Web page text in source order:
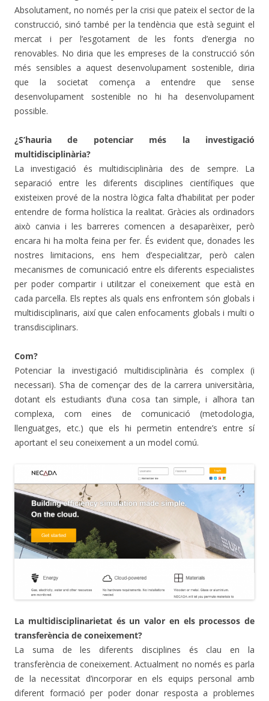
Absolutament, no només per la crisi que pateix el sector de la
construcció, sinó també per la tendència que està seguint el
mercat i per l’esgotament de les fonts d’energia no
renovables. No diria que les empreses de la construcció són
més sensibles a aquest desenvolupament sostenible, diria
que la societat comença a entendre que sense
desenvolupament sostenible no hi ha desenvolupament
possible.
¿S’hauria de potenciar més la investigació
multidisciplinària?
La investigació és multidisciplinària des de sempre. La
separació entre les diferents disciplines científiques que
existeixen prové de la nostra lògica falta d’habilitat per poder
entendre de forma holística la realitat. Gràcies als ordinadors
això canvia i les barreres comencen a desaparèixer, però
encara hi ha molta feina per fer. És evident que, donades les
nostres limitacions, ens hem d’especialitzar, però calen
mecanismes de comunicació entre els diferents especialistes
per poder compartir i utilitzar el coneixement que està en
cada parcel·la. Els reptes als quals ens enfrontem són globals i
multidisciplinaris, així que calen enfocaments globals i multi o
transdisciplinars.
Com?
Potenciar la investigació multidisciplinària és complex (i
necessari). S’ha de començar des de la carrera universitària,
dotant els estudiants d’una cosa tan simple, i alhora tan
complexa, com eines de comunicació (metodologia,
llenguatges, etc.) que els hi permetin entendre’s entre sí
aportant el seu coneixement a un model comú.
La multidisciplinarietat és un valor en els processos de
transferència de coneixement?
La suma de les diferents disciplines és clau en la
transferència de coneixement. Actualment no només es parla
de la necessitat d’incorporar en els equips personal amb
diferent formació per poder donar resposta a problemes